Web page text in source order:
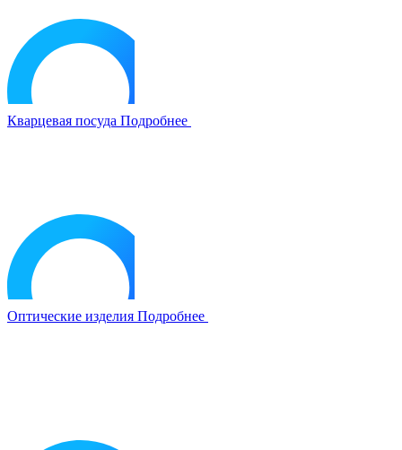
Кварцевая посуда Подробнее
Оптические изделия Подробнее